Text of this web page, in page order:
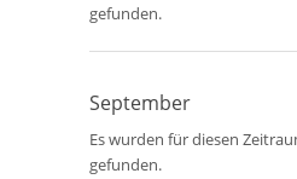
gefunden.
September
Es wurden für diesen
gefunden.